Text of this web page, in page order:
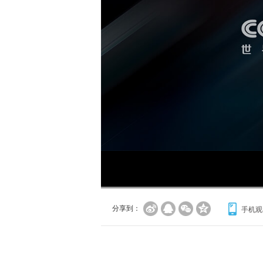
分享到： 手机